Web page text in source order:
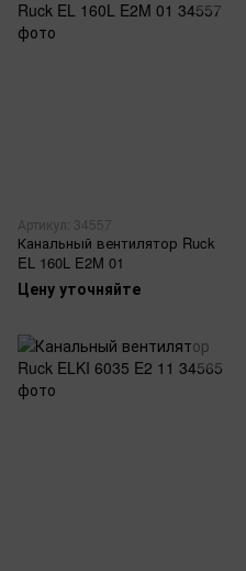
Артикул: 34557
Канальный вентилятор Ruck
EL 160L E2M 01
Цену уточняйте